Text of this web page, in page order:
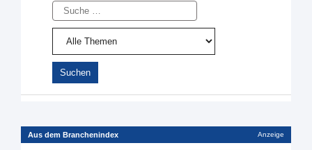
Suche
Aus dem Branchenindex Anzeige